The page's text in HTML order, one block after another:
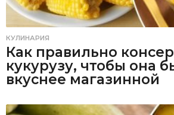
КУЛИНАРИЯ
Как правильно
кукурузу, чтобы она
вкуснее магазинной